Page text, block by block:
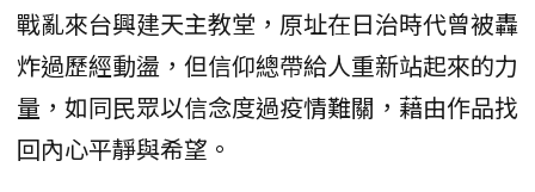
戰亂來台興建天主教堂，原址在日治時代曾被轟
炸過歷經動盪，但信仰總帶給人重新站起來的力
量，如同民眾以信念度過疫情難關，藉由作品找
回內心平靜與希望。